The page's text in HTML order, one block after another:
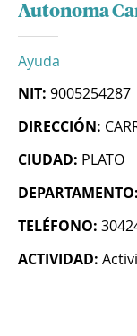
Autonoma
Ayuda
NIT: 9005254287
DIRECCIÓN:
CIUDAD: PLATO
DEPARTAMENTO:
TELÉFONO:
ACTIVIDAD: